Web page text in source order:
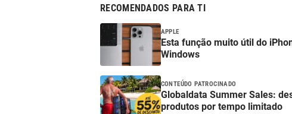
RECOMENDADOS PARA TI
APPLE
Esta função muito útil do
Windows
CONTEÚDO PATROCINADO
Globaldata Summer Sales:
produtos por tempo limitado